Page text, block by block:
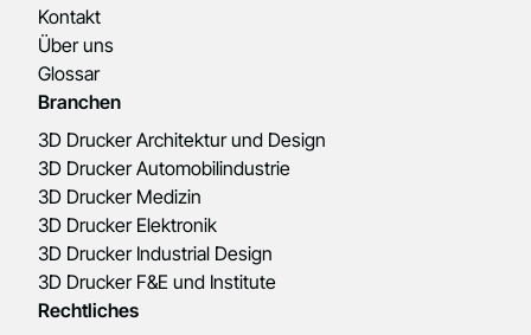
Kontakt
Über uns
Glossar
Branchen
3D Drucker Architektur und Design
3D Drucker Automobilindustrie
3D Drucker Medizin
3D Drucker Elektronik
3D Drucker Industrial Design
3D Drucker F&E und Institute
Rechtliches